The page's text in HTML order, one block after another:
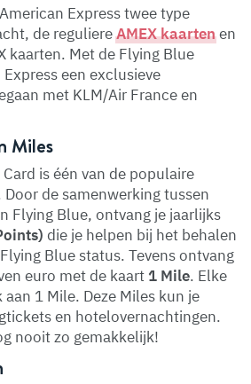
Express twee type
de reguliereAMEX kaartenen
kaarten. Met de Flying Blue
een exclusieve
met KLM/Air France en
Miles
is één van de populaire
de samenwerking tussen
Flying Blue, ontvang je jaarlijks
die je helpen bij het behalen
Blue status. Tevens ontvang
euro met de kaart 1 Mile. Elke
1 Mile. Deze Miles kun je
en hotelovernachtingen.
nooit zo gemakkelijk!